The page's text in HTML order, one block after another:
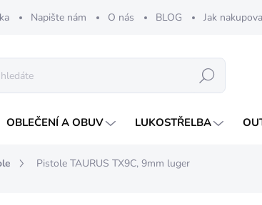
Napište nám O nás BLOG Jak
Hledat
OBLEČENÍ A OBUV LUKOSTŘELBA
Pistole TAURUS TX9C, 9mm luger